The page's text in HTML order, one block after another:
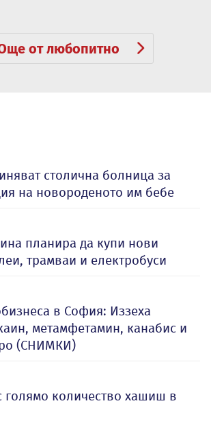
от любопитно
столична болница за
на новороденото им бебе
планира да купи нови
трамваи и електробуси
в София: Иззеха
метамфетамин, канабис и
(СНИМКИ)
голямо количество хашиш в